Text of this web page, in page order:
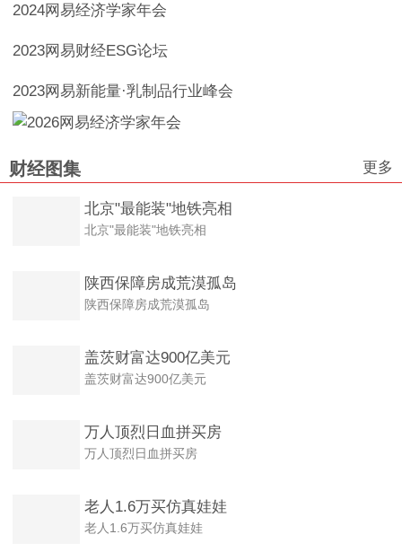
2024网易经济学家年会
2023网易财经ESG论坛
2023网易新能量·乳制品行业峰会
财经图集 更多
北京"最能装"地铁亮相
北京"最能装"地铁亮相
陕西保障房成荒漠孤岛
陕西保障房成荒漠孤岛
盖茨财富达900亿美元
盖茨财富达900亿美元
万人顶烈日血拼买房
万人顶烈日血拼买房
老人1.6万买仿真娃娃
老人1.6万买仿真娃娃